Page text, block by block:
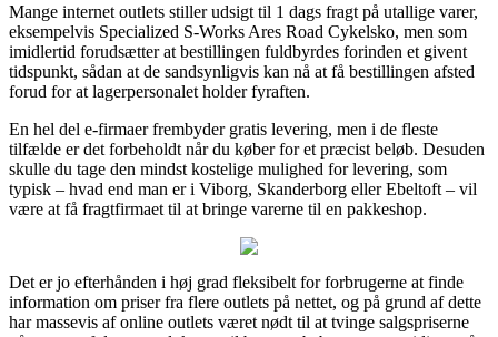
Mange internet outlets stiller udsigt til 1 dags fragt på utallige varer,
eksempelvis Specialized S-Works Ares Road Cykelsko, men som
imidlertid forudsætter at bestillingen fuldbyrdes forinden et givent
tidspunkt, sådan at de sandsynligvis kan nå at få bestillingen afsted
forud for at lagerpersonalet holder fyraften.
En hel del e-firmaer frembyder gratis levering, men i de fleste
tilfælde er det forbeholdt når du køber for et præcist beløb. Desuden
skulle du tage den mindst kostelige mulighed for levering, som
typisk – hvad end man er i Viborg, Skanderborg eller Ebeltoft – vil
være at få fragtfirmaet til at bringe varerne til en pakkeshop.
Det er jo efterhånden i høj grad fleksibelt for forbrugerne at finde
information om priser fra flere outlets på nettet, og på grund af dette
har massevis af online outlets været nødt til at tvinge salgspriserne